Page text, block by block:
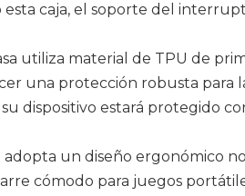
caja, el soporte del
utiliza material de TPU de
una protección robusta para
dispositivo estará protegido
adopta un diseño ergonómico
cómodo para juegos